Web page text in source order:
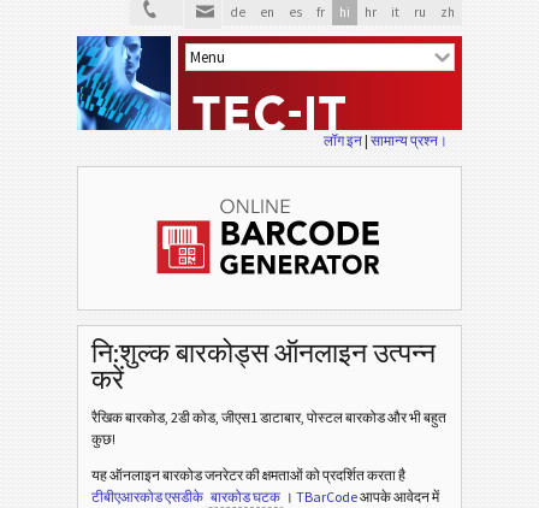
de en es fr hi hr it ru zh
लॉग इन|सामान्य प्रश्न।
नि:शुल्क बारकोड्स ऑनलाइन उत्पन्न
करें
रैखिक बारकोड, 2डी कोड, जीएस1 डाटाबार, पोस्टल बारकोड और भी बहुत
कुछ!
यह ऑनलाइन बारकोड जनरेटर की क्षमताओं को प्रदर्शित करता है
टीबीएआरकोड एसडीके बारकोड घटक ।TBarCodeआपके आवेदन में